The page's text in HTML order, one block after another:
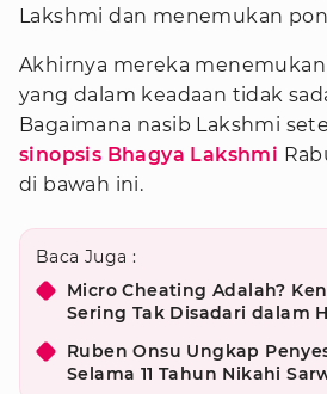
Lakshmi dan menemukan
Akhirnya mereka
yang dalam keadaan tidak
Bagaimana nasib Lakshmi
sinopsis Bhagya Lakshmi
di bawah ini.
Baca Juga :
Micro Cheating Adalah?
Sering Tak Disadari dalam
Ruben Onsu Ungkap
Selama 11 Tahun Nikahi